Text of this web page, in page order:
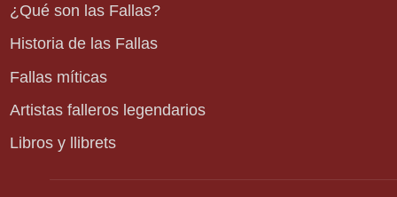
¿Qué son las Fallas?
Historia de las Fallas
Fallas míticas
Artistas falleros legendarios
Libros y llibrets